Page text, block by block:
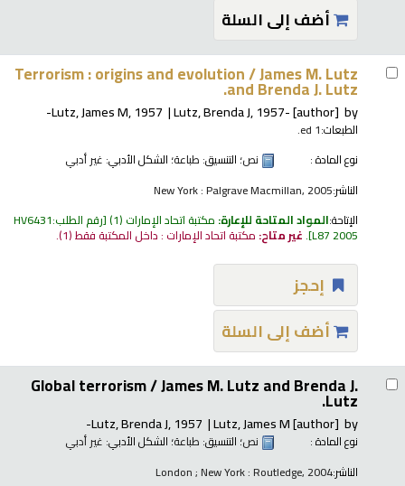
أضف إلى السلة
Terrorism : origins and evolution /James M. Lutz
and Brenda J. Lutz.
by
Lutz, Brenda J, 1957-[author]
Lutz, James M, 1957-
الطبعات:1 ed.
نوع المادة :
نص؛ التنسيق: طباعة؛ الشكل الأدبي: غير أدبي
الناشر:New York : Palgrave Macmillan, 2005
الإتاحة:المواد المتاحة للإعارة: مكتبة اتحاد الإمارات (1) رقم الطلب:HV6431
L87 2005
.غير متاح: مكتبة اتحاد الإمارات : داخل المكتبة فقط(1).
إحجز
أضف إلى السلة
Global terrorism /James M. Lutz and Brenda J.
Lutz.
by
Lutz, James M[author]
Lutz, Brenda J, 1957-
نوع المادة : نص؛ التنسيق: طباعة؛ الشكل الأدبي: غير أدبي
الناشر:London ; New York : Routledge, 2004